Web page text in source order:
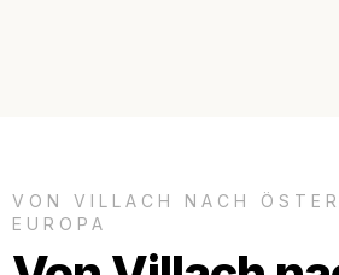
VON VILLACH NACH
EUROPA